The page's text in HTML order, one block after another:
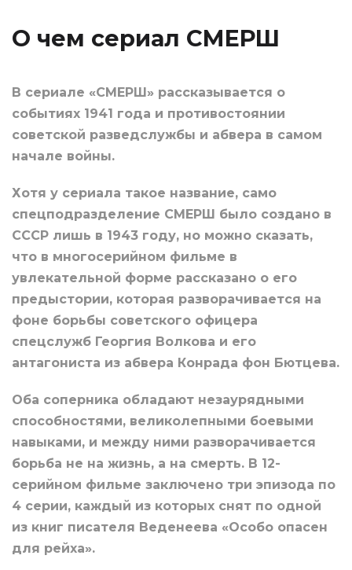
О чем сериал СМЕРШ
В сериале «СМЕРШ» рассказывается о
событиях 1941 года и противостоянии
советской разведслужбы и абвера в самом
начале войны.
Хотя у сериала такое название, само
спецподразделение СМЕРШ было создано в
СССР лишь в 1943 году, но можно сказать,
что в многосерийном фильме в
увлекательной форме рассказано о его
предыстории, которая разворачивается на
фоне борьбы советского офицера
спецслужб Георгия Волкова и его
антагониста из абвера Конрада фон Бютцева.
Оба соперника обладают незаурядными
способностями, великолепными боевыми
навыками, и между ними разворачивается
борьба не на жизнь, а на смерть. В 12-
серийном фильме заключено три эпизода по
4 серии, каждый из которых снят по одной
из книг писателя Веденеева «Особо опасен
для рейха».